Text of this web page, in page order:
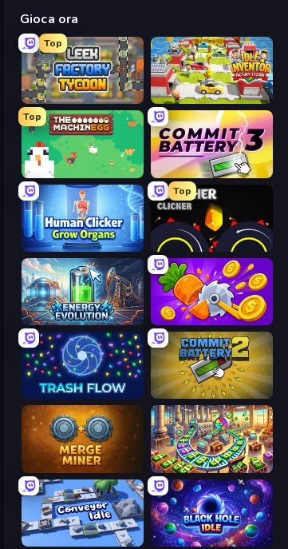
Gioca ora
Top
Leek Factory Tycoon Idle Inventor
Top
The MachinEGG Commit Battery 3
Human Clicker: Grow Organs
Top
Crusher Clicker
Energy Evolution Farm Ring Idle
Trash Flow Commit Battery 2
Merge Miner Money Factory: Tycoon Idle Game
Conveyor Idle Black Hole Idle